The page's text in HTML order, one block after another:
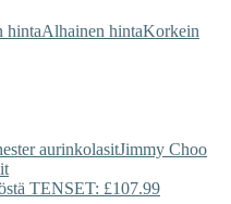
hintaAlhainen hintaKorkein
Jimmy Choo
TENSET: £107.99